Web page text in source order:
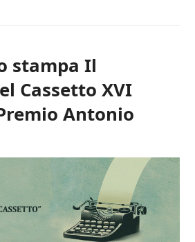
stampa Il
Cassetto XVI
Antonio